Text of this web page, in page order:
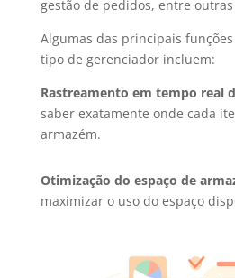
gestão de pedidos, entre
Algumas das principais
tipo de gerenciador incluem:
Rastreamento em tempo real
saber exatamente onde cada
armazém.
Otimização do espaço de
maximizar o uso do espaço